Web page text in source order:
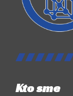
Kto sme